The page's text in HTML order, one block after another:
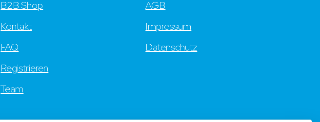
B2B Shop
Kontakt
FAQ
Registrieren
Team
AGB
Impressum
Datenschutz